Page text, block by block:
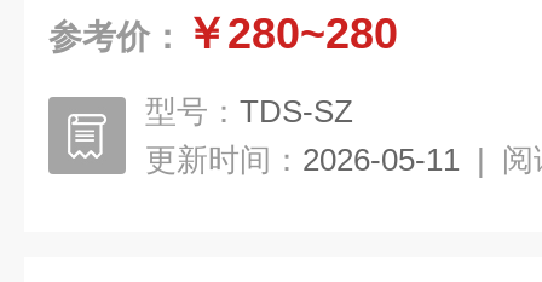
参考价： ￥280~280
型号： TDS-SZ
更新时间： 2026-05-11 | 阅